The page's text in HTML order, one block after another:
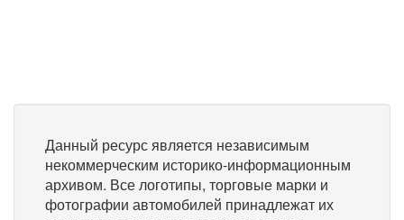
Данный ресурс является независимым
некоммерческим историко-информационным
архивом. Все логотипы, торговые марки и
фотографии автомобилей принадлежат их